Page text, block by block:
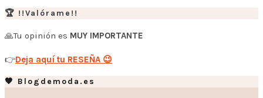
🏆 !!Valórame!!
🙏Tu opinión es MUY IMPORTANTE
👉Deja aquí tu RESEÑA 😉
🧡 Blogdemoda.es